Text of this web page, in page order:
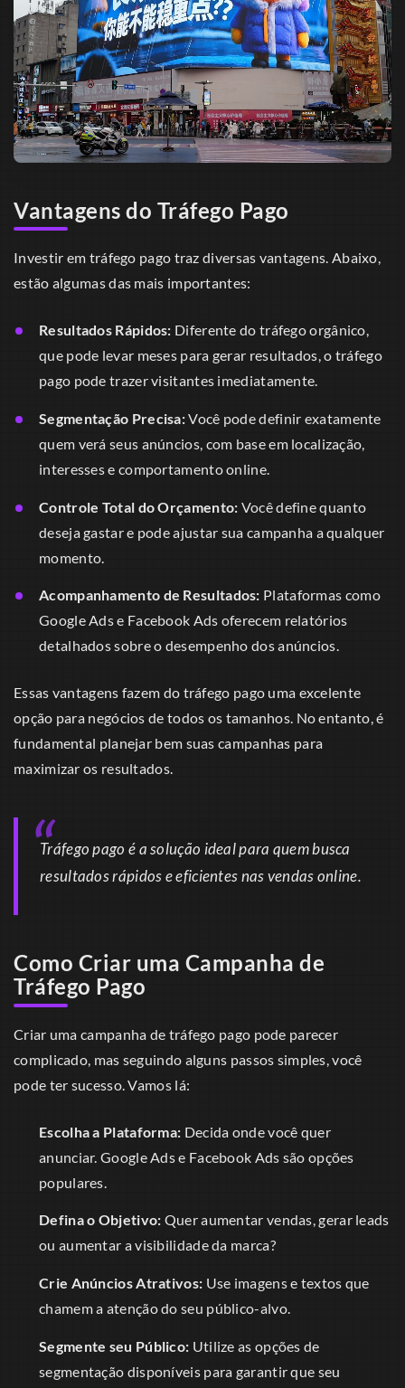
Vantagens do Tráfego Pago
Investir em tráfego pago traz diversas vantagens. Abaixo,
estão algumas das mais importantes:
Resultados Rápidos: Diferente do tráfego orgânico,
que pode levar meses para gerar resultados, o tráfego
pago pode trazer visitantes imediatamente.
Segmentação Precisa:Você pode definir exatamente
quem verá seus anúncios, com base em localização,
interesses e comportamento online.
Controle Total do Orçamento: Você define quanto
deseja gastar e pode ajustar sua campanha a qualquer
momento.
Acompanhamento de Resultados: Plataformas como
Google Ads e Facebook Ads oferecem relatórios
detalhados sobre o desempenho dos anúncios.
Essas vantagens fazem do tráfego pago uma excelente
opção para negócios de todos os tamanhos. No entanto, é
fundamental planejar bem suas campanhas para
maximizar os resultados.
Tráfego pago é a solução ideal para quem busca
resultados rápidos e eficientes nas vendas online.
Como Criar uma Campanha de
Tráfego Pago
Criar uma campanha de tráfego pago pode parecer
complicado, mas seguindo alguns passos simples, você
pode ter sucesso. Vamos lá:
Escolha a Plataforma: Decida onde você quer
anunciar. Google Ads e Facebook Ads são opções
populares.
Defina o Objetivo: Quer aumentar vendas, gerar leads
ou aumentar a visibilidade da marca?
Crie Anúncios Atrativos: Use imagens e textos que
chamem a atenção do seu público-alvo.
Segmente seu Público: Utilize as opções de
segmentação disponíveis para garantir que seu